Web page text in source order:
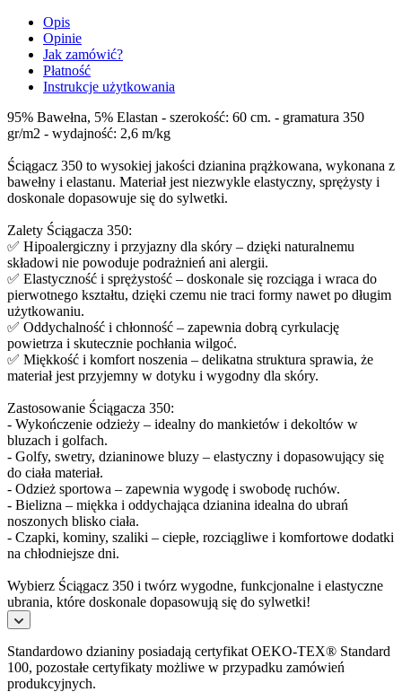
Opis
Opinie
Jak zamówić?
Płatność
Instrukcje użytkowania
95% Bawełna, 5% Elastan - szerokość: 60 cm. - gramatura 350
gr/m2 - wydajność: 2,6 m/kg
Ściągacz 350 to wysokiej jakości dzianina prążkowana, wykonana z
bawełny i elastanu. Materiał jest niezwykle elastyczny, sprężysty i
doskonale dopasowuje się do sylwetki.
Zalety Ściągacza 350:
✅ Hipoalergiczny i przyjazny dla skóry – dzięki naturalnemu
składowi nie powoduje podrażnień ani alergii.
✅ Elastyczność i sprężystość – doskonale się rozciąga i wraca do
pierwotnego kształtu, dzięki czemu nie traci formy nawet po długim
użytkowaniu.
✅ Oddychalność i chłonność – zapewnia dobrą cyrkulację
powietrza i skutecznie pochłania wilgoć.
✅ Miękkość i komfort noszenia – delikatna struktura sprawia, że
materiał jest przyjemny w dotyku i wygodny dla skóry.
Zastosowanie Ściągacza 350:
- Wykończenie odzieży – idealny do mankietów i dekoltów w
bluzach i golfach.
- Golfy, swetry, dzianinowe bluzy – elastyczny i dopasowujący się
do ciała materiał.
- Odzież sportowa – zapewnia wygodę i swobodę ruchów.
- Bielizna – miękka i oddychająca dzianina idealna do ubrań
noszonych blisko ciała.
- Czapki, kominy, szaliki – ciepłe, rozciągliwe i komfortowe dodatki
na chłodniejsze dni.
Wybierz Ściągacz 350 i twórz wygodne, funkcjonalne i elastyczne
ubrania, które doskonale dopasowują się do sylwetki!
Standardowo dzianiny posiadają certyfikat OEKO-TEX® Standard
100, pozostałe certyfikaty możliwe w przypadku zamówień
produkcyjnych.